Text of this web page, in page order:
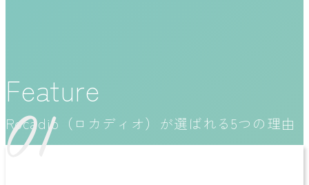
Feature
Rocadio（ロカディオ）が選ばれる5つの理由
01